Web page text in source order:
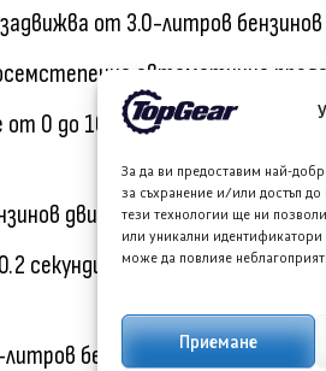
За да ви предоставим най-
за съхранение и/или достъп
тези технологии ще ни
или уникални идентификатори
може да повлияе
Приемане
от 3.0-литров
автоматична
0 до 100 км/ч за 4.9 секунди.
двигател, който
секунди до 4.7 секунди, а
бензинов V8 двигател,